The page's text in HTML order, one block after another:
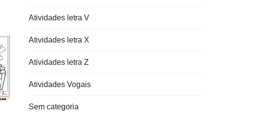
Atividades letra V
Atividades letra X
Atividades letra Z
Atividades Vogais
Sem categoria